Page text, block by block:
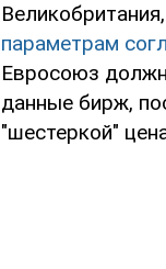
параметрам
Евросоюз
данные бирж,
"шестеркой"